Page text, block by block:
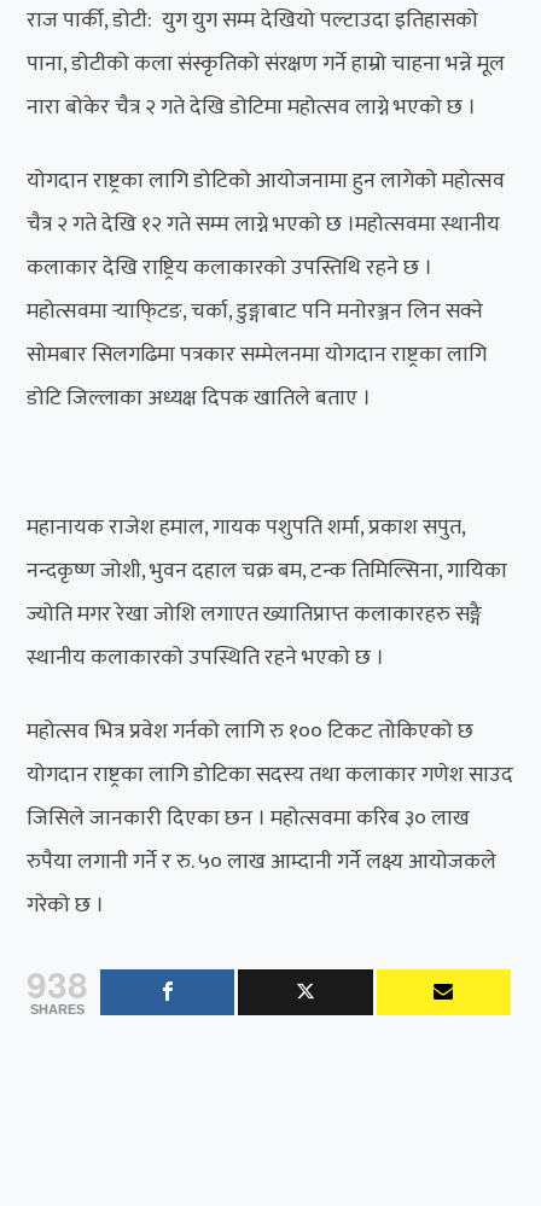
राज पार्की, डोटी: युग युग सम्म देखियो पल्टाउदा इतिहासको
पाना, डोटीको कला संस्कृतिको संरक्षण गर्ने हाम्रो चाहना भन्ने मूल
नारा बोकेर चैत्र २ गते देखि डोटिमा महोत्सव लाग्ने भएको छ ।
योगदान राष्ट्रका लागि डोटिको आयोजनामा हुन लागेको महोत्सव
चैत्र २ गते देखि १२ गते सम्म लाग्ने भएको छ ।महोत्सवमा स्थानीय
कलाकार देखि राष्ट्रिय कलाकारको उपस्तिथि रहने छ ।
महोत्सवमा र्‍याफि्टङ, चर्का, डुङ्गाबाट पनि मनोरञ्जन लिन सक्ने
सोमबार सिलगढिमा पत्रकार सम्मेलनमा योगदान राष्ट्रका लागि
डोटि जिल्लाका अध्यक्ष दिपक खातिले बताए ।
महानायक राजेश हमाल, गायक पशुपति शर्मा, प्रकाश सपुत,
नन्दकृष्ण जोशी, भुवन दहाल चक्र बम, टन्क तिमिल्सिना, गायिका
ज्योति मगर रेखा जोशि लगाएत ख्यातिप्राप्त कलाकारहरु सङ्गै
स्थानीय कलाकारको उपस्थिति रहने भएको छ ।
महोत्सव भित्र प्रवेश गर्नको लागि रु १०० टिकट तोकिएको छ
योगदान राष्ट्रका लागि डोटिका सदस्य तथा कलाकार गणेश साउद
जिसिले जानकारी दिएका छन । महोत्सवमा करिब ३० लाख
रुपैया लगानी गर्ने र रु. ५० लाख आम्दानी गर्ने लक्ष्य आयोजकले
गरेको छ ।
938
SHARES